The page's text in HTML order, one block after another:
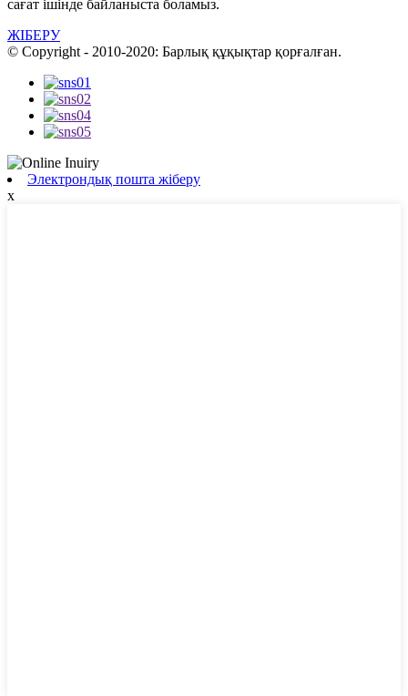
сағат ішінде байланыста боламыз.
ЖІБЕРУ
© Copyright - 2010-2020: Барлық құқықтар қорғалған.
Электрондық пошта жіберу
x